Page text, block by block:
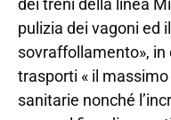
dei treni della linea
pulizia dei vagoni ed
sovraffollamento», in
trasporti « il
sanitarie nonché